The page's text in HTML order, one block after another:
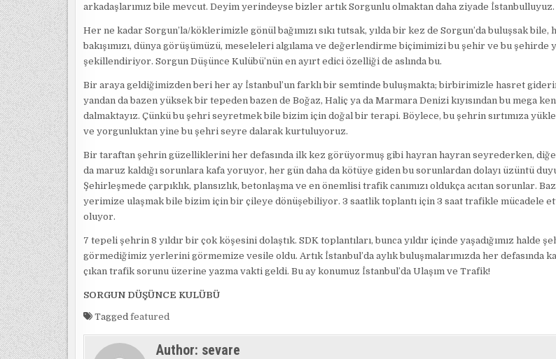
arkadaşlarımız bile mevcut. Deyim yerindeyse bizler artık Sorgunlu olmaktan daha ziyade İstanbulluyuz.
Her ne kadar Sorgun’la/köklerimizle gönül bağımızı sıkı tutsak, yılda bir kez de Sorgun’da buluşsak bile,
bakışımızı, dünya görüşümüzü, meseleleri algılama ve değerlendirme biçimimizi bu şehir ve bu şehirde
şekillendiriyor. Sorgun Düşünce Kulübü’nün en ayırt edici özelliği de aslında bu.
Bir araya geldiğimizden beri her ay İstanbul’un farklı bir semtinde buluşmakta; birbirimizle hasret
yandan da bazen yüksek bir tepeden bazen de Boğaz, Haliç ya da Marmara Denizi kıyısından bu mega
dalmaktayız. Çünkü bu şehri seyretmek bile bizim için doğal bir terapi. Böylece, bu şehrin sırtımıza
ve yorgunluktan yine bu şehri seyre dalarak kurtuluyoruz.
Bir taraftan şehrin güzelliklerini her defasında ilk kez görüyormuş gibi hayran hayran seyrederken,
da maruz kaldığı sorunlara kafa yoruyor, her gün daha da kötüye giden bu sorunlardan dolayı üzüntü
Şehirleşmede çarpıklık, plansızlık, betonlaşma ve en önemlisi trafik canımızı oldukça acıtan sorunlar.
yerimize ulaşmak bile bizim için bir çileye dönüşebiliyor. 3 saatlik toplantı için 3 saat trafikle mücadele
oluyor.
7 tepeli şehrin 8 yıldır bir çok köşesini dolaştık. SDK toplantıları, bunca yıldır içinde yaşadığımız halde
görmediğimiz yerlerini görmemize vesile oldu. Artık İstanbul’da aylık buluşmalarımızda her defasında
çıkan trafik sorunu üzerine yazma vakti geldi. Bu ay konumuz İstanbul’da Ulaşım ve Trafik!
SORGUN DÜŞÜNCE KULÜBÜ
Tagged featured
Author: sevare